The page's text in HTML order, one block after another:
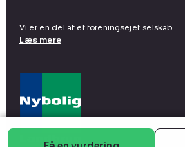
Vi er en del af et foreningsejet selskab
Læs mere